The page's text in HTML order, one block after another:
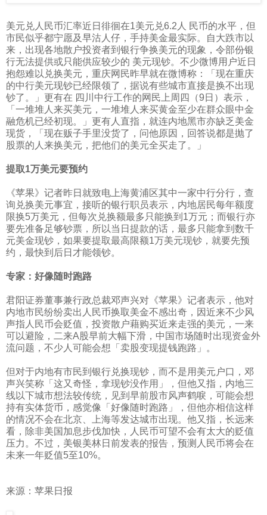
美元兑人民币汇率近日徘徊在1美元兑6.2 人 民币的水平，但
市民似乎都宁愿及早沽人仔，手持美金最实际。自大跌市以
来，出现各地散户投资者到银行争换美元的现象，令部份银
行无法提供或只能供应较少的 美元现钞。不少微博用户近日
抱怨难以兑换美元，重庆网民昨早就在微博称：「现在重庆
的中行美元现钞已经限领了，据说有些城市直接是换不出现
钞了。」更有在 四川中行工作的网民上周四（9 日）表示，
「一堆堆人来买美元，一堆堆人来买黄金至少在群众眼中金
融危机已经初现。」更有人直指，就连内地黑市亦缺乏美金
现货，「现在贩子手里没货了，问他原因，回答说都是抛了
股票的人来换美元，把他们的美元全买走了。」
提取1万美元要预约
《苹果》记者昨日就致电上海黄浦区其中一家中行分行，查
询兑换美元事宜，接听的银行职员表示，内地居民每年额度
限换5万美元，但每次兑换额最多只能换到 1万元；而银行亦
要先准备足够钞票，所以当日提款的话，最多只能拿到数千
元美金现钞，如果要提取最高限额1万美元现钞，就要先预
约，最快到后日才能领钞。
专家：好像随时跑路
君阳证券董事兼行政总裁邓声兴对《苹果》记者表示，他对
内地市民纷纷卖出人民币换取美金不感出奇，因近来不少风
声指人民币会贬值，投资散户藉购买近来走强的美元，一来
可以避险，二来A 股早前大幅下滑，中国市场随时出现资金外
流问题，不少人可能会想「卖股变现提钱跑路 」。
但对于内地有市民到银行兑换现钞，而不是用美元户口，邓
声兴笑称「这又奇怪，拿现钞没作用」，但他又指，内地三
线以下城市想法较传统，见到早前股市风声鹤唳，可能会想
持有实体货币，感觉像「 好像随时跑路 」，但他亦相信这样
的情况不会在北京、上海等发达城市出现。他又指，长远来
看，除非美国加息步伐加快，人民币可望不会有太大的贬值
压力。不过，美银美林日前发表的报告，预测人民币将会在
未来一年贬值5至10%。
来源：苹果日报